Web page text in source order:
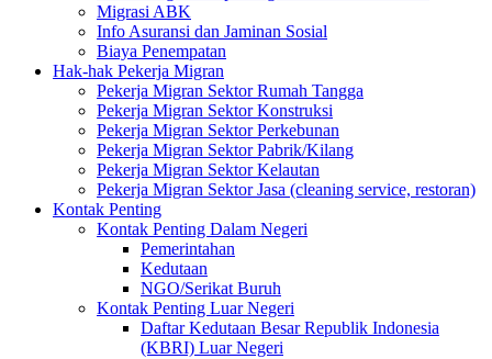
Migrasi ABK
Info Asuransi dan Jaminan Sosial
Biaya Penempatan
Hak-hak Pekerja Migran
Pekerja Migran Sektor Rumah Tangga
Pekerja Migran Sektor Konstruksi
Pekerja Migran Sektor Perkebunan
Pekerja Migran Sektor Pabrik/Kilang
Pekerja Migran Sektor Kelautan
Pekerja Migran Sektor Jasa (cleaning service, restoran)
Kontak Penting
Kontak Penting Dalam Negeri
Pemerintahan
Kedutaan
NGO/Serikat Buruh
Kontak Penting Luar Negeri
Daftar Kedutaan Besar Republik Indonesia
(KBRI) Luar Negeri